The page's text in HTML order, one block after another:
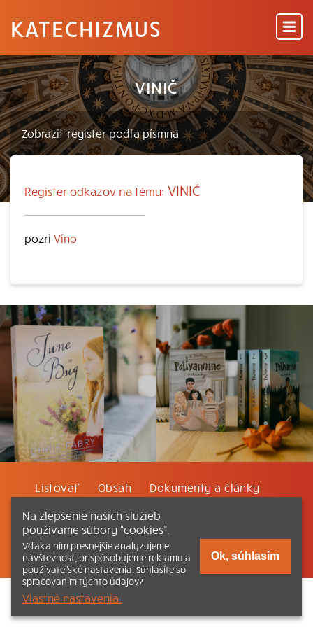
KATECHIZMUS
VINIČ
Register odkazov na tému: VINIČ
pozri Víno
Listovať Obsah Dokumenty a články
Kontakt Tlačená verzia Katechizmu
© 2026 katechizmus.sk |Všetky práva vyhradené
funguje aj vďaka kresťanskému kníhkupectvu Kumran.sk
Na zlepšenie našich služieb
používame súbory “cookies”.
Vďaka nim presnejšie analyzujeme
návštevnosť, prispôsobujeme reklamu a
používateľské nastavenia. Súhlasíte so
spracovaním týchto údajov?
Vlastné nastavenia.
Ok, súhlasím